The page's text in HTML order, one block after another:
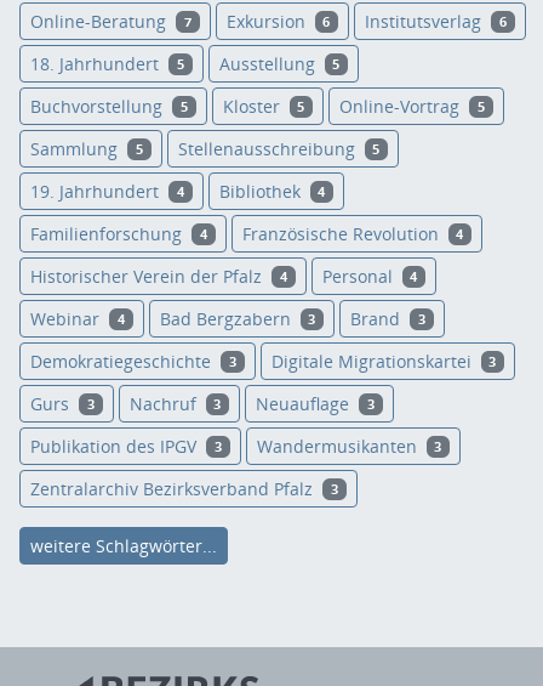
Online-Beratung 7 Exkursion 6 Institutsverlag 6
18. Jahrhundert 5 Ausstellung 5
Buchvorstellung 5 Kloster 5 Online-Vortrag 5
Sammlung 5 Stellenausschreibung 5
19. Jahrhundert 4 Bibliothek 4
Familienforschung 4 Französische Revolution 4
Historischer Verein der Pfalz 4 Personal 4
Webinar 4 Bad Bergzabern 3 Brand 3
Demokratiegeschichte 3 Digitale Migrationskartei 3
Gurs 3 Nachruf 3 Neuauflage 3
Publikation des IPGV 3 Wandermusikanten 3
Zentralarchiv Bezirksverband Pfalz 3
weitere Schlagwörter...